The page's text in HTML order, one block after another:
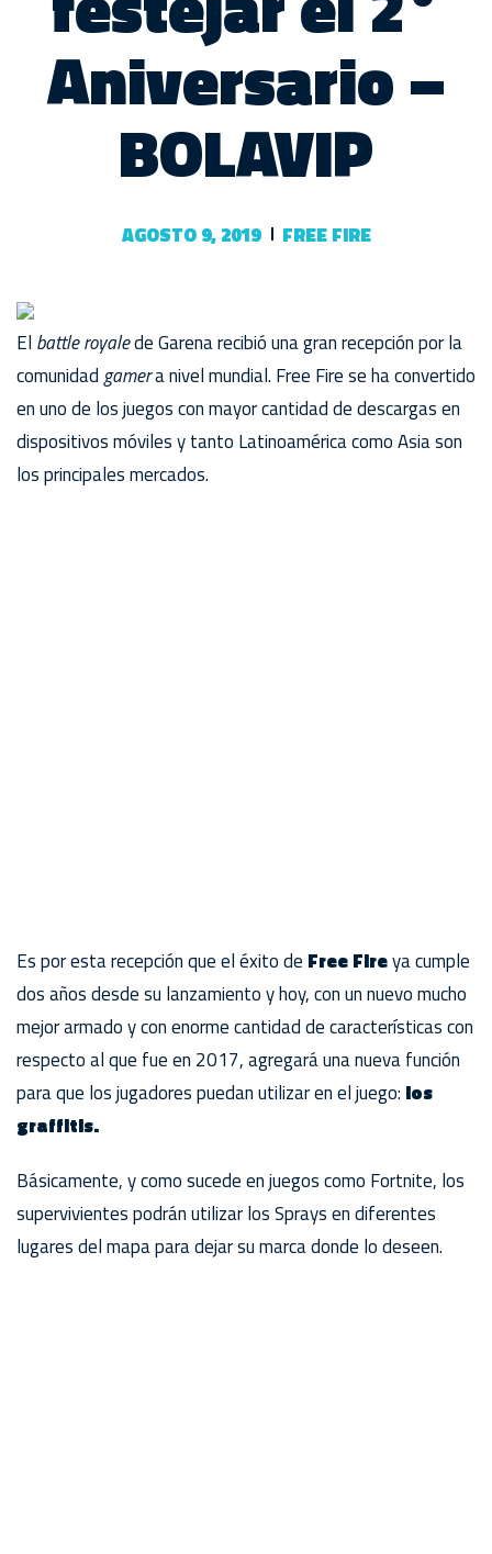
Aniversario –
BOLAVIP
AGOSTO 9, 2019 FREE FIRE
El battle royalede Garena recibió una gran recepción por la
comunidadgamera nivel mundial. Free Fire se ha convertido
en uno de los juegos con mayor cantidad de descargas en
dispositivos móviles y tanto Latinoamérica como Asia son
los principales mercados.
Es por esta recepción que el éxito de Free Fireya cumple
dos años desde su lanzamiento y hoy, con un nuevo mucho
mejor armado y con enorme cantidad de características con
respecto al que fue en 2017, agregará una nueva función
para que los jugadores puedan utilizar en el juego: los
graffitis.
Básicamente, y como sucede en juegos como Fortnite, los
supervivientes podrán utilizar los Sprays en diferentes
lugares del mapa para dejar su marca donde lo deseen.